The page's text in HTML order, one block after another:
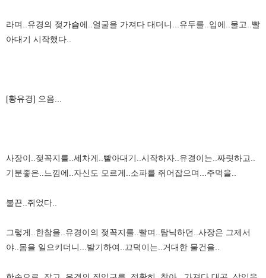
라며..유경의 젖가슴에..얼굴을 가져다 대더니...유두를..입에..물고..빨
아대기 시작했다..
[황유경] 으음...
사장이..젖꼭지를..세차게..빨아대기..시작하자..유경이는..짜릿하고..
기분좋은..느낌에..자신도 모르게..소파를 쥐어잡으며...주먹을..
불끈..쥐었다..
그렇게..한참을..유경이의 젖꼭지를..빨며..탐닉하던..사장은 그제서
야..몸을 일으키더니...발기하여..끄덕이는..거대한 물건을..